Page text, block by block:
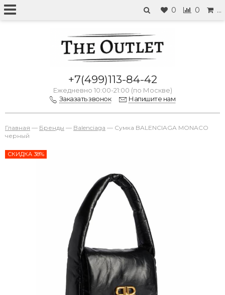
0 0 …
+7(499)113-84-42
Ежедневно 10:00-21:00 (по Москве)
Заказать звонок
Напишите нам
Главная — Бренды — Balenciaga — Сумка BALENCIAGA MONACO
черный
СКИДКА 38%